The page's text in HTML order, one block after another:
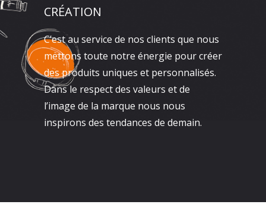
CRÉATION
C’est au service de nos clients que nous
mettons toute notre énergie pour créer
des produits uniques et personnalisés.
Dans le respect des valeurs et de
l’image de la marque nous nous
inspirons des tendances de demain.